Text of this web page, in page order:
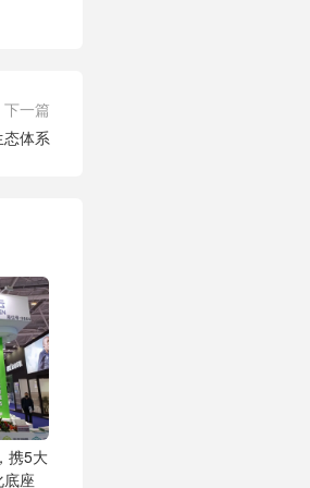
下一篇
体系
携5大
座